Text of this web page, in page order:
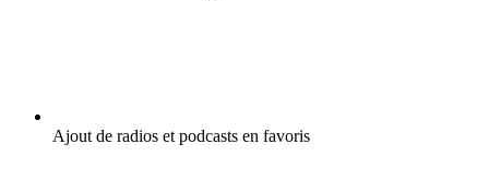
Ajout de radios et podcasts en favoris